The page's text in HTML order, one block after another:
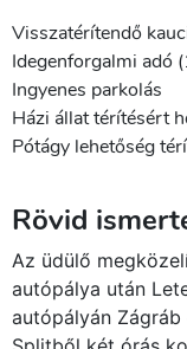
Visszatérítendő
Idegenforgalmi adó
Ingyenes parkolás
Házi állat térítésért
Pótágy lehetőség
Rövid
Az üdülő
autópálya után
autópályán